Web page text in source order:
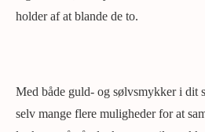
holder af at blande de to.
Med både guld- og sølvsmykker i dit
selv mange flere muligheder for at